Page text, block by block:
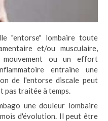
"entorse" lombaire toute
et/ou musculaire,
ou un effort
entraîne une
de l'entorse discale peut
pas traitée à temps.
une douleur lombaire
d'évolution. Il peut être